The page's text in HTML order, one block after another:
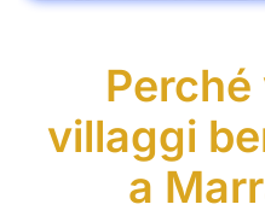
villaggi
a